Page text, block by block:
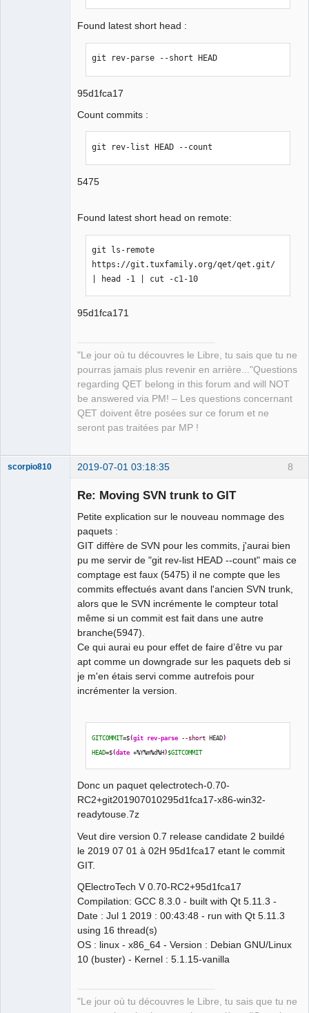
Found latest short head :
git rev-parse --short HEAD
95d1fca17
Count commits :
git rev-list HEAD --count
5475
Found latest short head on remote:
git ls-remote
https://git.tuxfamily.org/qet/qet.git/
| head -1 | cut -c1-10
95d1fca171
"Le jour où tu découvres le Libre, tu sais que tu ne
pourras jamais plus revenir en arrière..."Questions
regarding QET belong in this forum and will NOT
be answered via PM! – Les questions concernant
QET doivent être posées sur ce forum et ne
seront pas traitées par MP !
8
scorpio810 2019-07-01 03:18:35
Re: Moving SVN trunk to GIT
Petite explication sur le nouveau nommage des
paquets :
GIT diffère de SVN pour les commits, j'aurai bien
pu me servir de "git rev-list HEAD --count" mais ce
comptage est faux (5475) il ne compte que les
commits effectués avant dans l'ancien SVN trunk,
alors que le SVN incrémente le compteur total
même si un commit est fait dans une autre
branche(5947).
Ce qui aurai eu pour effet de faire d’être vu par
apt comme un downgrade sur les paquets deb si
je m'en étais servi comme autrefois pour
incrémenter la version.
GITCOMMIT=$(git rev-parse --short HEAD)
HEAD=$(date +%Y%m%d%H)$GITCOMMIT
Donc un paquet qelectrotech-0.70-
RC2+git201907010295d1fca17-x86-win32-
readytouse.7z
Veut dire version 0.7 release candidate 2 buildé
le 2019 07 01 à 02H 95d1fca17 etant le commit
GIT.
QElectroTech V 0.70-RC2+95d1fca17
Compilation: GCC 8.3.0 - built with Qt 5.11.3 -
Date : Jul 1 2019 : 00:43:48 - run with Qt 5.11.3
using 16 thread(s)
OS : linux - x86_64 - Version : Debian GNU/Linux
10 (buster) - Kernel : 5.1.15-vanilla
"Le jour où tu découvres le Libre, tu sais que tu ne